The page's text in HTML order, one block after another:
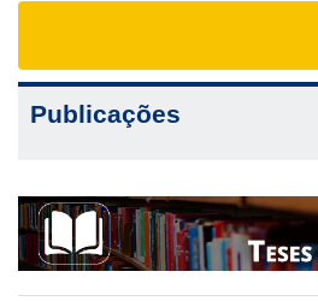
Publicações